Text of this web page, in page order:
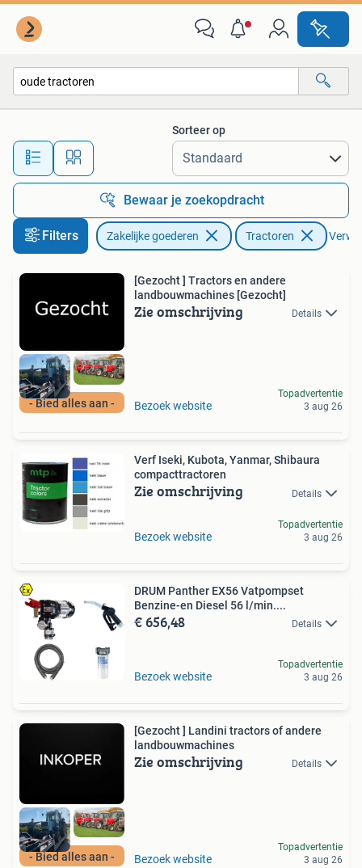
Alle afstanden…
Sorteer op
Bewaar je zoekopdracht
Filters Zakelijke goederen Tractoren
- Bied alles aan -
[Gezocht ] Tractors en andere
landbouwmachines [Gezocht]
Zie omschrijving Details
Bezoek website
Topadvertentie
3 aug 26
Verf Iseki, Kubota, Yanmar, Shibaura
compacttractoren
Zie omschrijving Details
Bezoek website
Topadvertentie
3 aug 26
DRUM Panther EX56 Vatpompset
Benzine-en Diesel 56 l/min....
€ 656,48 Details
Bezoek website
Topadvertentie
3 aug 26
- Bied alles aan -
[Gezocht ] Landini tractors of andere
landbouwmachines
Zie omschrijving Details
Bezoek website
Topadvertentie
3 aug 26